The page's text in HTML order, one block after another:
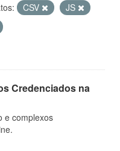
CSV
JS
Credenciados na
e complexos